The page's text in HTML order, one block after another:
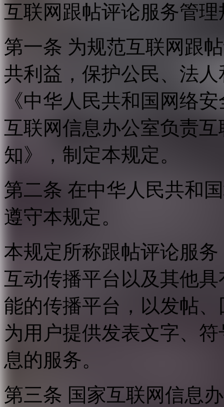
互联网跟帖评论服务管理
第一条 为规范互联网跟
共利益，保护公民、法
《中华人民共和国网络
互联网信息办公室负责
知》，制定本规定。
第二条 在中华人民共和
遵守本规定。
本规定所称跟帖评论服
互动传播平台以及其他
能的传播平台，以发帖
为用户提供发表文字、
息的服务。
第三条 国家互联网信息